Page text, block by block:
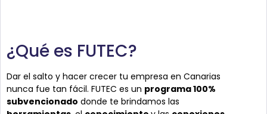
¿Qué es FUTEC?
Dar el salto y hacer crecer tu empresa en Canarias
nunca fue tan fácil. FUTEC es un programa 100%
subvencionado donde te brindamos las